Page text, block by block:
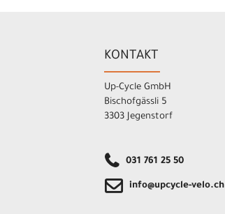
KONTAKT
Up-Cycle GmbH
Bischofgässli 5
3303 Jegenstorf
031 761 25 50
info@upcycle-velo.ch